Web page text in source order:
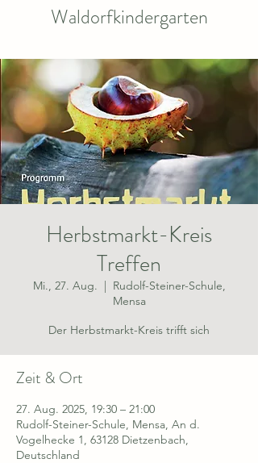
Waldorfkindergarten
Herbstmarkt-Kreis
Treffen
Mi., 27. Aug.
  |
Rudolf-Steiner-Schule,
Mensa
Der Herbstmarkt-Kreis trifft sich
Zeit & Ort
27. Aug. 2025, 19:30 – 21:00
Rudolf-Steiner-Schule, Mensa, An d.
Vogelhecke 1, 63128 Dietzenbach,
Deutschland